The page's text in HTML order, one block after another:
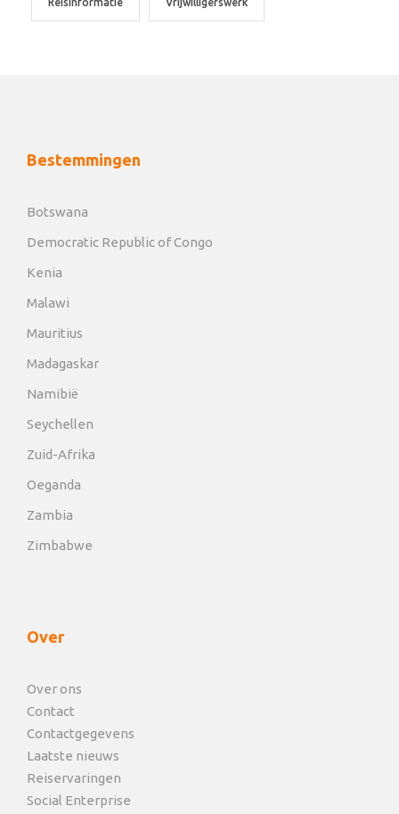
Bestemmingen
Botswana
Democratic Republic of Congo
Kenia
Malawi
Mauritius
Madagaskar
Namibië
Seychellen
Zuid-Afrika
Oeganda
Zambia
Zimbabwe
Over
Over ons
Contact
Contactgegevens
Laatste nieuws
Reiservaringen
Social Enterprise